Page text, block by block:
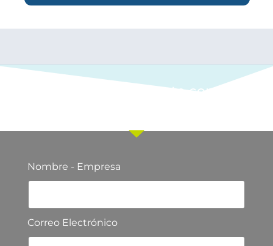
Ponte en contacto con
Nombre - Empresa
Correo Electrónico